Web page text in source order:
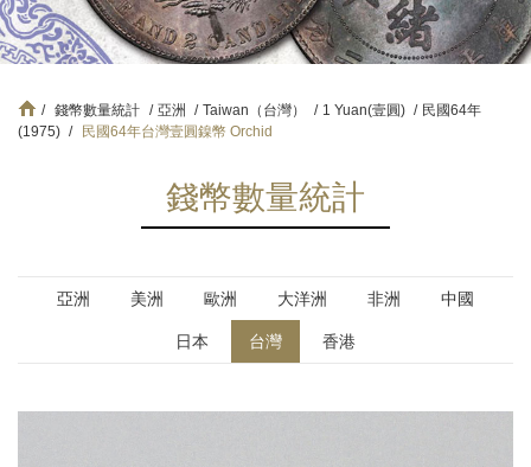
/ 錢幣數量統計 / 亞洲 / Taiwan（台灣） / 1 Yuan(壹圓) / 民國64年
(1975) / 民國64年台灣壹圓鎳幣 Orchid
錢幣數量統計
亞洲 美洲 歐洲 大洋洲 非洲 中國
日本 台灣 香港